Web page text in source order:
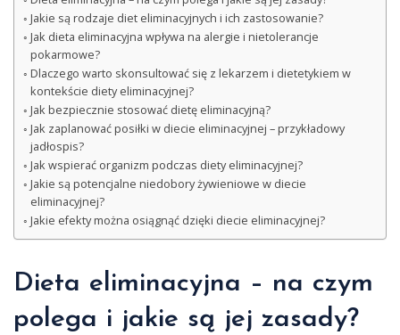
Jakie są rodzaje diet eliminacyjnych i ich zastosowanie?
Jak dieta eliminacyjna wpływa na alergie i nietolerancje
pokarmowe?
Dlaczego warto skonsultować się z lekarzem i dietetykiem w
kontekście diety eliminacyjnej?
Jak bezpiecznie stosować dietę eliminacyjną?
Jak zaplanować posiłki w diecie eliminacyjnej – przykładowy
jadłospis?
Jak wspierać organizm podczas diety eliminacyjnej?
Jakie są potencjalne niedobory żywieniowe w diecie
eliminacyjnej?
Jakie efekty można osiągnąć dzięki diecie eliminacyjnej?
Dieta eliminacyjna – na czym
polega i jakie są jej zasady?